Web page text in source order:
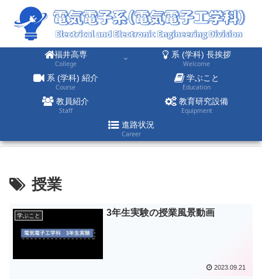
福井高専
College
系 (学科) 長挨拶
Welcome
系 (学科) 紹介
Course
学ぶこと
Education
教員紹介
Staff
教育研究設備
Equipment
進路状況
Career
授業
学ぶこと 3年生実験の授業風景動画
2023.09.21